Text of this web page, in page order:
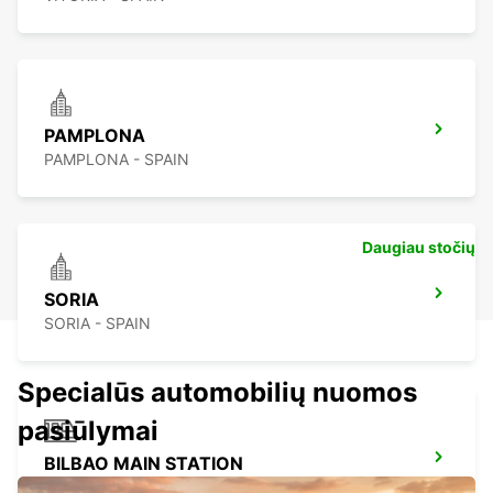
PAMPLONA
PAMPLONA - SPAIN
SORIA
SORIA - SPAIN
BILBAO MAIN STATION
BILBAO - SPAIN
Daugiau stočių
Specialūs automobilių nuomos
pasiūlymai